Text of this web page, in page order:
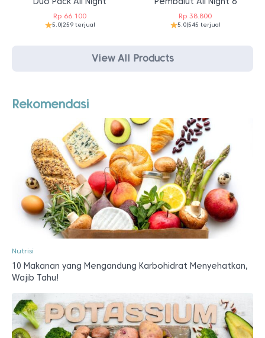
Rp 66.100
5.0|259 terjual
Rp 38.800
5.0|545 terjual
View All Products
Rekomendasi
Nutrisi
10 Makanan yang Mengandung Karbohidrat Menyehatkan,
Wajib Tahu!